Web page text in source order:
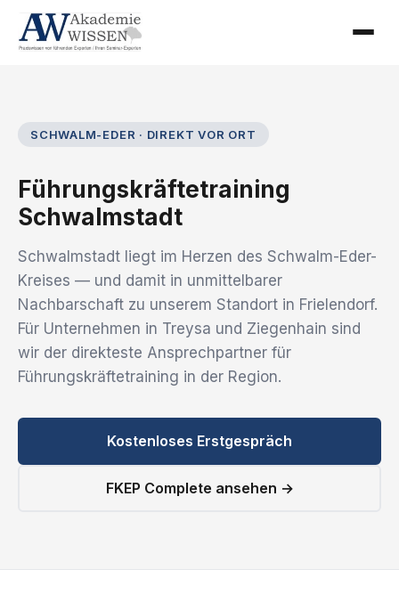
SCHWALM-EDER · DIREKT VOR ORT
Führungskräftetraining
Schwalmstadt
Schwalmstadt liegt im Herzen des Schwalm-Eder-
Kreises — und damit in unmittelbarer
Nachbarschaft zu unserem Standort in Frielendorf.
Für Unternehmen in Treysa und Ziegenhain sind
wir der direkteste Ansprechpartner für
Führungskräftetraining in der Region.
Kostenloses Erstgespräch
FKEP Complete ansehen →